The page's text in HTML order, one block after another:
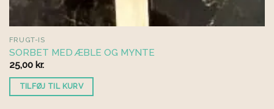
FRUGT-IS
SORBET MED ÆBLE OG MYNTE
25,00 kr.
TILFØJ TIL KURV